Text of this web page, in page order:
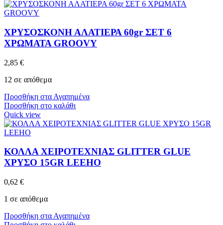
ΧΡΥΣΟΣΚΟΝΗ ΑΛΑΤΙΕΡΑ 60gr ΣΕΤ 6
ΧΡΩΜΑΤΑ GROOVY
2,85 €
12 σε απόθεμα
Προσθήκη στα Αγαπημένα
Προσθήκη στο καλάθι
Quick view
ΚΟΛΛΑ ΧΕΙΡΟΤΕΧΝΙΑΣ GLITTER GLUE
ΧΡΥΣΟ 15GR LEEHO
0,62 €
1 σε απόθεμα
Προσθήκη στα Αγαπημένα